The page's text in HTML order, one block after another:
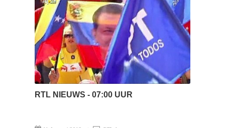
RTL NIEUWS - 07:00 UUR